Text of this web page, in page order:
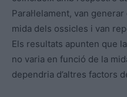
Paral·lelament, van
mida dels ossicles i van
Els resultats apunten que
no varia en funció de la
dependria d’altres factors